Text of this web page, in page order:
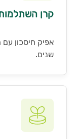
קרן
שנים.